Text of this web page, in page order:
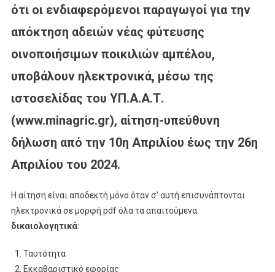
ότι οι ενδιαφερόμενοι παραγωγοί για την
απόκτηση αδειών νέας φύτευσης
οινοποιήσιμων ποικιλιών αμπέλου,
υποβάλουν ηλεκτρονικά, μέσω της
ιστοσελίδας του ΥΠ.Α.Α.Τ.
(www.minagric.gr), αίτηση-υπεύθυνη
δήλωση από την 10η Απριλίου έως την 26η
Απριλίου του 2024.
Η αίτηση είναι αποδεκτή μόνο όταν σ’ αυτή επισυνάπτονται
ηλεκτρονικά σε μορφή pdf όλα τα απαιτούμενα
δικαιολογητικά:
Ταυτότητα
Εκκαθαριστικό εφορίας